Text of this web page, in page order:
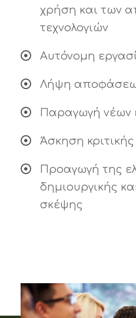
χρήση και των
τεχνολογιών
Αυτόνομη
Λήψη
Παραγωγή νέων
Άσκηση κριτικής
Προαγωγή της
δημιουργικής
σκέψης